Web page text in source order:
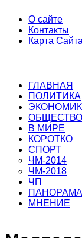
О сайте
Контакты
Карта Сайта
ГЛАВНАЯ
ПОЛИТИКА
ОБЩЕСТВО
В МИРЕ
КОРОТКО
СПОРТ
ЧМ-2014
ЧМ-2018
ЧП
ПАНОРАМА
МНЕНИЕ